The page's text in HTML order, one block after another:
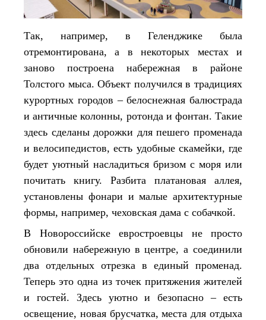
Так, например, в Геленджике была
отремонтирована, а в некоторых местах и
заново построена набережная в районе
Толстого мыса. Объект получился в традициях
курортных городов – белоснежная балюстрада
и античные колонны, ротонда и фонтан. Такие
здесь сделаны дорожки для пешего променада
и велосипедистов, есть удобные скамейки, где
будет уютный насладиться бризом с моря или
почитать книгу. Разбита платановая аллея,
установлены фонари и малые архитектурные
формы, например, чеховская дама с собачкой.
В Новороссийске евростроевцы не просто
обновили набережную в центре, а соединили
два отдельных отрезка в единый променад.
Теперь это одна из точек притяжения жителей
и гостей. Здесь уютно и безопасно – есть
освещение, новая брусчатка, места для отдыха